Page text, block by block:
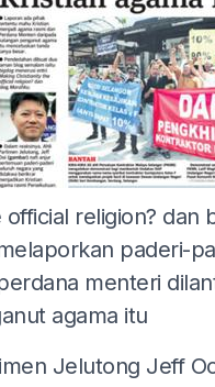
religion? dan
paderi-
menteri
agama itu
Jelutong Jeff